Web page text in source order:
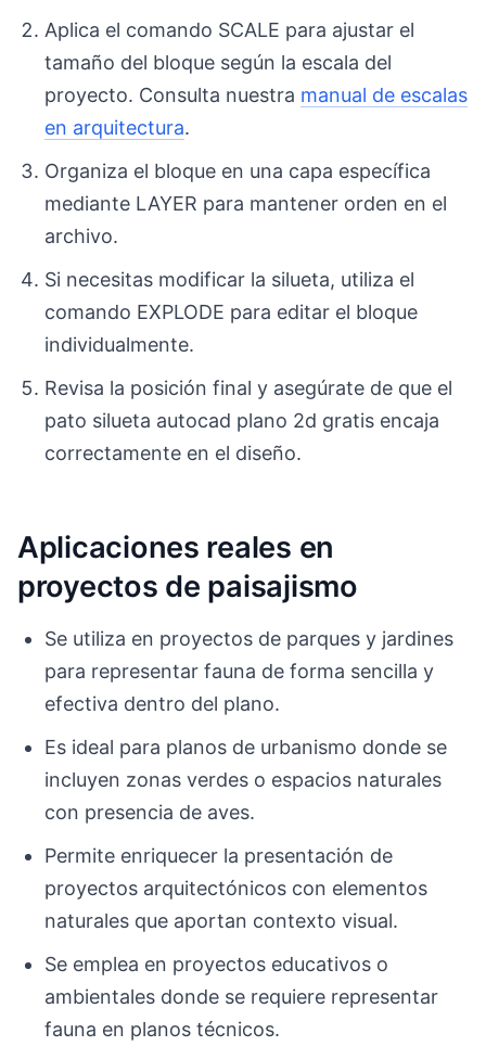
Aplica el comando SCALE para ajustar el
tamaño del bloque según la escala del
proyecto. Consulta nuestra manual de escalas
en arquitectura.
Organiza el bloque en una capa específica
mediante LAYER para mantener orden en el
archivo.
Si necesitas modificar la silueta, utiliza el
comando EXPLODE para editar el bloque
individualmente.
Revisa la posición final y asegúrate de que el
pato silueta autocad plano 2d gratis encaja
correctamente en el diseño.
Aplicaciones reales en
proyectos de paisajismo
Se utiliza en proyectos de parques y jardines
para representar fauna de forma sencilla y
efectiva dentro del plano.
Es ideal para planos de urbanismo donde se
incluyen zonas verdes o espacios naturales
con presencia de aves.
Permite enriquecer la presentación de
proyectos arquitectónicos con elementos
naturales que aportan contexto visual.
Se emplea en proyectos educativos o
ambientales donde se requiere representar
fauna en planos técnicos.